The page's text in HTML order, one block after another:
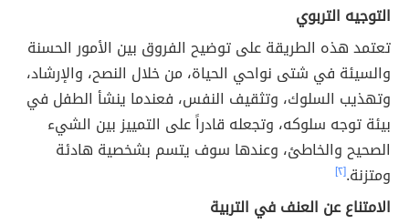
التوجيه التربوي
تعتمد هذه الطريقة على توضيح الفروق بين الأمور الحسنة
والسيئة في شتى نواحي الحياة، من خلال النصح، والإرشاد،
وتهذيب السلوك، وتثقيف النفس، فعندما ينشأ الطفل في
بيئة توجه سلوكه، وتجعله قادراً على التمييز بين الشيء
الصحيح والخاطئ، وعندها سوف يتسم بشخصية هادئة
ومتزنة.[٢]
الامتناع عن العنف في التربية